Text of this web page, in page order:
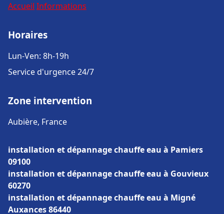
Accueil Informations
Horaires
Lun-Ven: 8h-19h
Service d'urgence 24/7
Zone intervention
Aubière, France
installation et dépannage chauffe eau à Pamiers
09100
installation et dépannage chauffe eau à Gouvieux
60270
installation et dépannage chauffe eau à Migné
Auxances 86440